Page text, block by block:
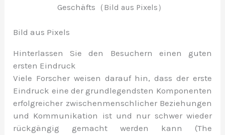
Geschäfts（ Bild aus Pixels）
Bild aus Pixels
Hinterlassen Sie den Besuchern einen guten
ersten Eindruck
Viele Forscher weisen darauf hin, dass der erste
Eindruck eine der grundlegendsten Komponenten
erfolgreicher zwischenmenschlicher Beziehungen
und Kommunikation ist und nur schwer wieder
rückgängig gemacht werden kann (The